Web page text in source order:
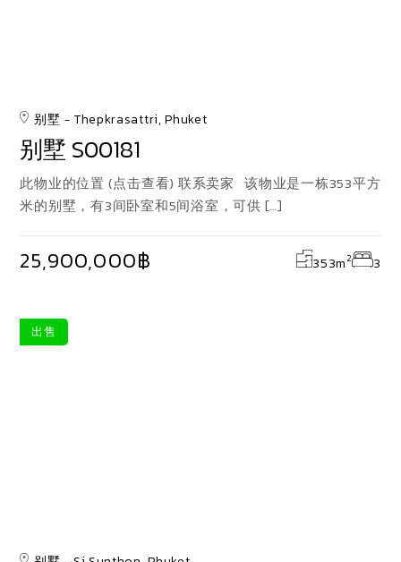
别墅 Thepkrasattri, Phuket
别墅 S00181
此物业的位置 (点击查看) 联系卖家 该物业是一栋353平方
米的别墅，有3间卧室和5间浴室，可供 […]
25,900,000฿ 353m 2 3
出售